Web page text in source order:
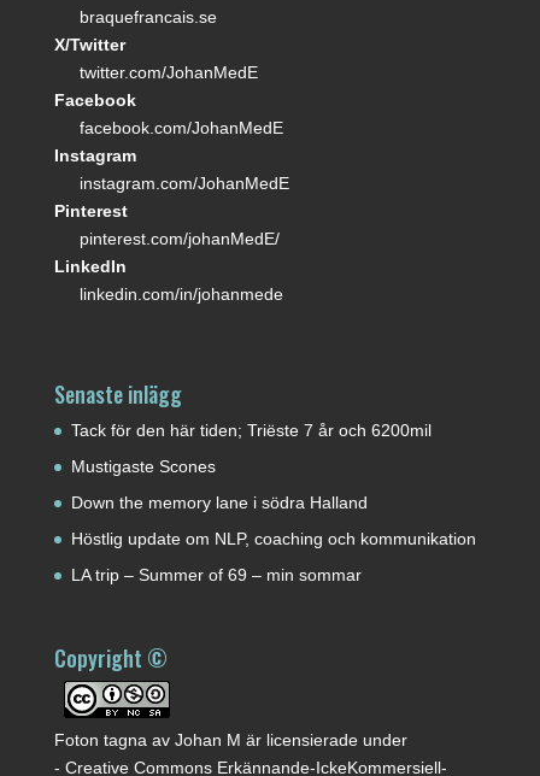
braquefrancais.se
X/Twitter
twitter.com/JohanMedE
Facebook
facebook.com/JohanMedE
Instagram
instagram.com/JohanMedE
Pinterest
pinterest.com/johanMedE/
LinkedIn
linkedin.com/in/johanmede
Senaste inlägg
Tack för den här tiden; Triëste 7 år och 6200mil
Mustigaste Scones
Down the memory lane i södra Halland
Höstlig update om NLP, coaching och kommunikation
LA trip – Summer of 69 – min sommar
Copyright ©
Foton tagna av Johan M är licensierade under
- Creative Commons Erkännande-IckeKommersiell-